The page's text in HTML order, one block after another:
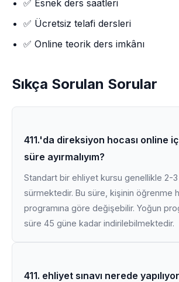
✅ Esnek ders saatleri
✅ Ücretsiz telafi dersleri
✅ Online teorik ders imkânı
Sıkça Sorulan Sorular
411.'da direksiyon hocası online
süre ayırmalıyım?
Standart bir ehliyet kursu genellikle 2-
sürmektedir. Bu süre, kişinin öğrenme
programına göre değişebilir. Yoğun
süre 45 güne kadar indirilebilmektedir.
411. ehliyet sınavı nerede